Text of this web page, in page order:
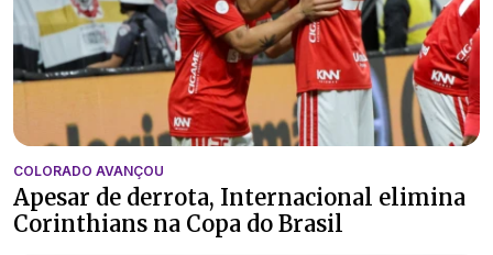
COLORADO AVANÇOU
Apesar de derrota, Internacional elimina
Corinthians na Copa do Brasil